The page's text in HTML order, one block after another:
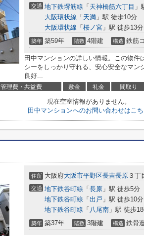
交通 地下鉄堺筋線 「 天神橋筋六丁目 」
大阪環状線 「 天満 」駅 徒歩10分
大阪環状線 「 桜ノ宮 」駅 徒歩13分
築年 築59年 階数 4階建 構造 鉄筋
田中マンションの詳しい情報。この物
シーをしっかり守れる、安心安全なマ
良好...
管理費・共益費 敷金 礼金 間取り
現在空室情報がありません。
田中マンションへのお問い合わせはこち
住所 大阪府大阪市平野区長吉長原 ３丁
交通 地下鉄谷町線 「 長原 」駅 徒歩5分
地下鉄谷町線 「 出戸 」駅 徒歩10分
地下鉄谷町線 「 八尾南 」駅 徒歩
築年 築37年 階数 3階建 構造 鉄骨